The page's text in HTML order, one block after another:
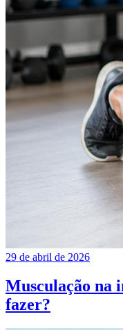
29 de abril de 2026
Musculação na
fazer?